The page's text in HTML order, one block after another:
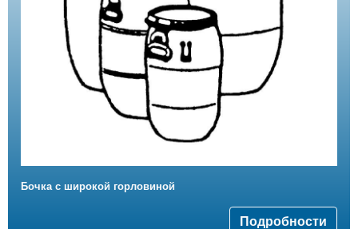
Бочка с широкой горловиной
Подробности